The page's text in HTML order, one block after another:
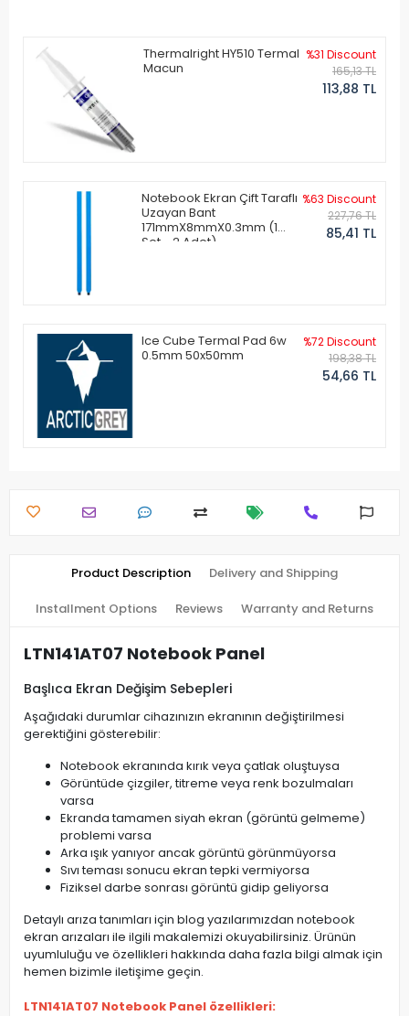
Thermalright HY510 Termal
Macun
%31 Discount
165,13 TL
113,88 TL
Notebook Ekran Çift Taraflı
Uzayan Bant
171mmX8mmX0.3mm (1
Set - 2 Adet)
%63 Discount
227,76 TL
85,41 TL
Ice Cube Termal Pad 6w
0.5mm 50x50mm
%72 Discount
198,38 TL
54,66 TL
Product Description Delivery and Shipping
Installment Options Reviews Warranty and Returns
LTN141AT07 Notebook Panel
Başlıca Ekran Değişim Sebepleri
Aşağıdaki durumlar cihazınızın ekranının değiştirilmesi
gerektiğini gösterebilir:
Notebook ekranında kırık veya çatlak oluştuysa
Görüntüde çizgiler, titreme veya renk bozulmaları
varsa
Ekranda tamamen siyah ekran (görüntü gelmeme)
problemi varsa
Arka ışık yanıyor ancak görüntü görünmüyorsa
Sıvı teması sonucu ekran tepki vermiyorsa
Fiziksel darbe sonrası görüntü gidip geliyorsa
Detaylı arıza tanımları için blog yazılarımızdan notebook
ekran arızaları ile ilgili makalemizi okuyabilirsiniz. Ürünün
uyumluluğu ve özellikleri hakkında daha fazla bilgi almak için
hemen bizimle iletişime geçin.
LTN141AT07 Notebook Panel özellikleri: